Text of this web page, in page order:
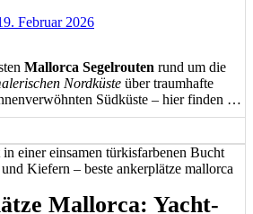
Februar 2026
Mallorca Segelrouten rund um die
Nordküste über traumhafte
Südküste – hier finden Sie
zuTörnplanung, idealen Segelrevieren,
für unvergessliche Segelerlebnisse
Mallorca: Yacht-